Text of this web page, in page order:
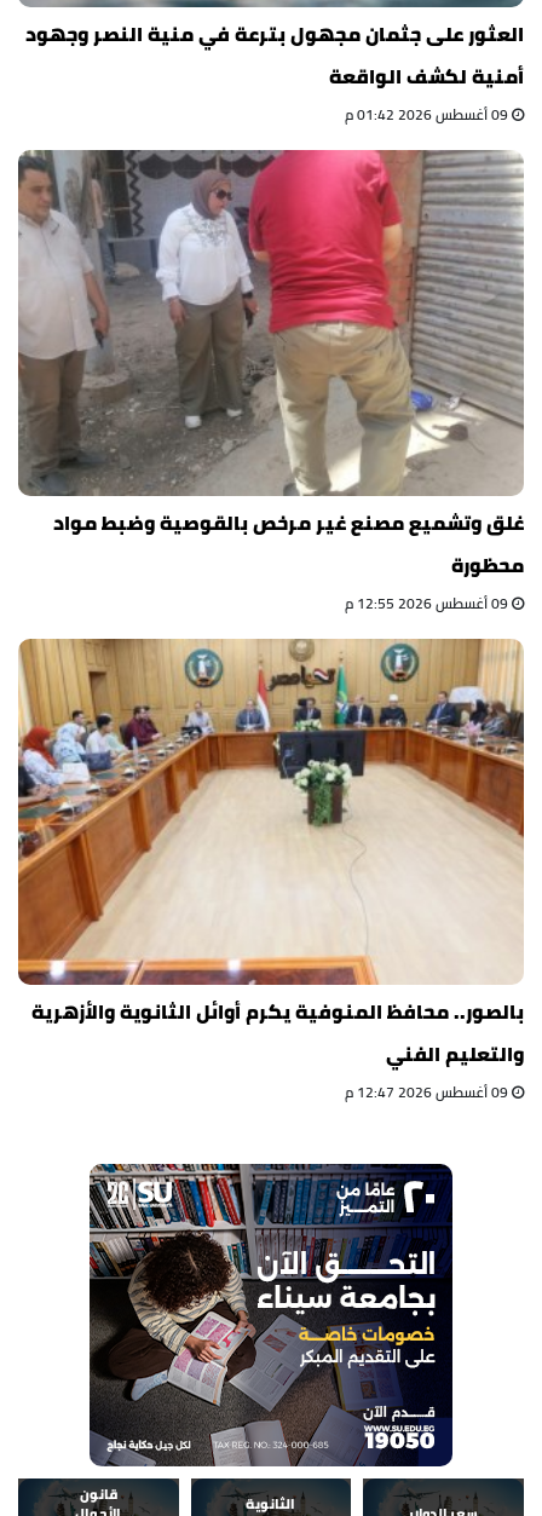
العثور على جثمان مجهول بترعة في منية النصر وجهود
أمنية لكشف الواقعة
غلق وتشميع مصنع غير مرخص بالقوصية وضبط مواد
محظورة
بالصور.. محافظ المنوفية يكرم أوائل الثانوية والأزهرية
والتعليم الفني
الثانوية
قانون